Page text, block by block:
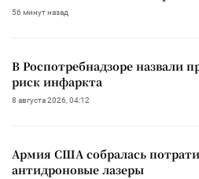
56 минут назад
В Роспотребнадзоре назвали
риск инфаркта
8 августа 2026, 04:12
Армия США собралась
антидроновые лазеры